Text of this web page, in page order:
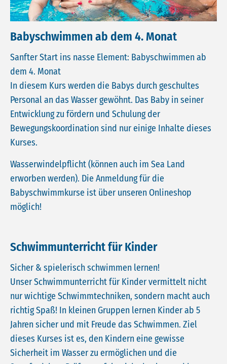
Babyschwimmen ab dem 4. Monat
Sanfter Start ins nasse Element: Babyschwimmen ab
dem 4. Monat
In diesem Kurs werden die Babys durch geschultes
Personal an das Wasser gewöhnt. Das Baby in seiner
Entwicklung zu fördern und Schulung der
Bewegungskoordination sind nur einige Inhalte dieses
Kurses.
Wasserwindelpflicht (können auch im Sea Land
erworben werden). Die Anmeldung für die
Babyschwimmkurse ist über unseren Onlineshop
möglich!
Schwimmunterricht für Kinder
Sicher & spielerisch schwimmen lernen!
Unser Schwimmunterricht für Kinder vermittelt nicht
nur wichtige Schwimmtechniken, sondern macht auch
richtig Spaß! In kleinen Gruppen lernen Kinder ab 5
Jahren sicher und mit Freude das Schwimmen. Ziel
dieses Kurses ist es, den Kindern eine gewisse
Sicherheit im Wasser zu ermöglichen und die